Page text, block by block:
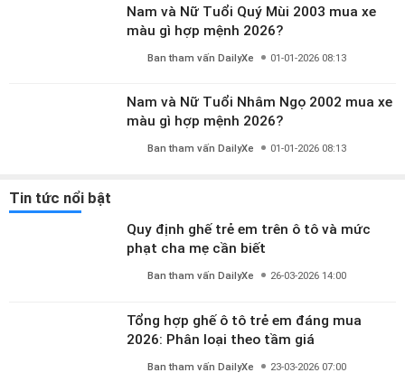
Nam và Nữ Tuổi Quý Mùi 2003 mua xe
màu gì hợp mệnh 2026?
Ban tham vấn DailyXe 01-01-2026 08:13
Nam và Nữ Tuổi Nhâm Ngọ 2002 mua xe
màu gì hợp mệnh 2026?
Ban tham vấn DailyXe 01-01-2026 08:13
Tin tức nổi bật
Quy định ghế trẻ em trên ô tô và mức
phạt cha mẹ cần biết
Ban tham vấn DailyXe 26-03-2026 14:00
Tổng hợp ghế ô tô trẻ em đáng mua
2026: Phân loại theo tầm giá
Ban tham vấn DailyXe 23-03-2026 07:00